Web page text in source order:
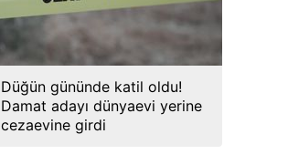
Düğün gününde katil oldu!
Damat adayı dünyaevi yerine
cezaevine girdi